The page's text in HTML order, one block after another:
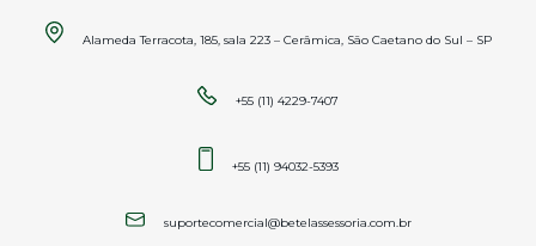
Alameda Terracota, 185, sala 223 – Cerâmica, São Caetano do Sul – SP
+55 (11) 4229-7407
+55 (11) 94032-5393
suportecomercial@betelassessoria.com.br